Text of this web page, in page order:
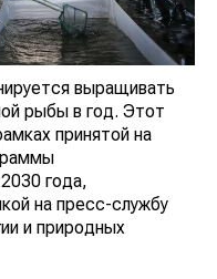
выращивать
рыбы в год. Этот
принятой на
года,
на пресс-службу
и природных